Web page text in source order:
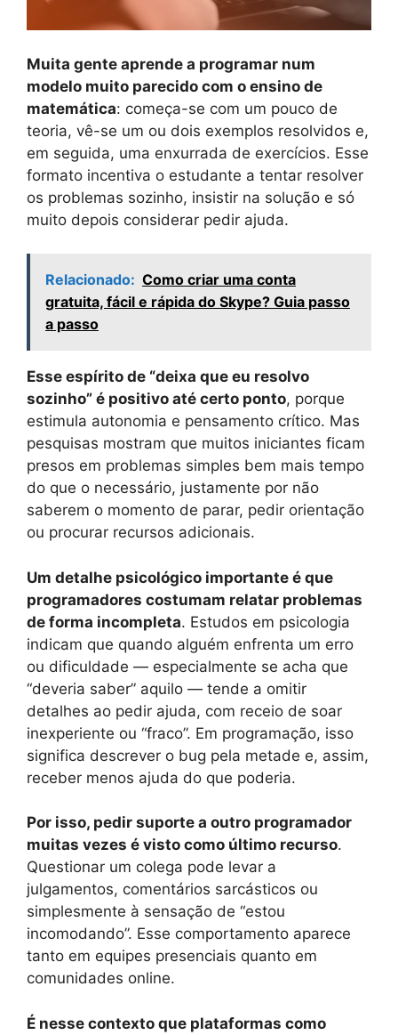
Muita gente aprende a programar num
modelo muito parecido com o ensino de
matemática: começa-se com um pouco de
teoria, vê-se um ou dois exemplos resolvidos e,
em seguida, uma enxurrada de exercícios. Esse
formato incentiva o estudante a tentar resolver
os problemas sozinho, insistir na solução e só
muito depois considerar pedir ajuda.
Relacionado: Como criar uma conta
gratuita, fácil e rápida do Skype? Guia passo
a passo
Esse espírito de “deixa que eu resolvo
sozinho” é positivo até certo ponto, porque
estimula autonomia e pensamento crítico. Mas
pesquisas mostram que muitos iniciantes ficam
presos em problemas simples bem mais tempo
do que o necessário, justamente por não
saberem o momento de parar, pedir orientação
ou procurar recursos adicionais.
Um detalhe psicológico importante é que
programadores costumam relatar problemas
de forma incompleta. Estudos em psicologia
indicam que quando alguém enfrenta um erro
ou dificuldade — especialmente se acha que
“deveria saber” aquilo — tende a omitir
detalhes ao pedir ajuda, com receio de soar
inexperiente ou “fraco”. Em programação, isso
significa descrever o bug pela metade e, assim,
receber menos ajuda do que poderia.
Por isso, pedir suporte a outro programador
muitas vezes é visto como último recurso.
Questionar um colega pode levar a
julgamentos, comentários sarcásticos ou
simplesmente à sensação de “estou
incomodando”. Esse comportamento aparece
tanto em equipes presenciais quanto em
comunidades online.
É nesse contexto que plataformas como